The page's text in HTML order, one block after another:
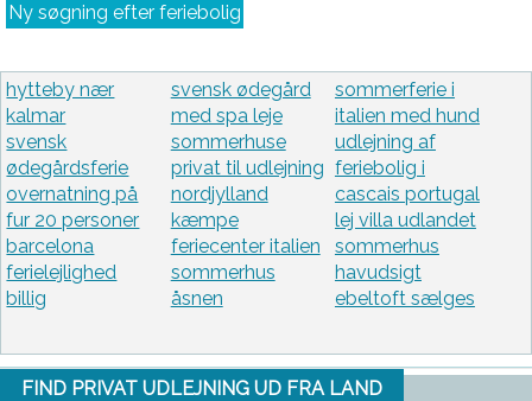
Ny søgning efter feriebolig
hytteby nær
kalmar
svensk
ødegårdsferie
overnatning på
fur 20 personer
barcelona
ferielejlighed
billig
svensk ødegård
med spa leje
sommerhuse
privat til udlejning
nordjylland
kæmpe
feriecenter italien
sommerhus
åsnen
sommerferie i
italien med hund
udlejning af
feriebolig i
cascais portugal
lej villa udlandet
sommerhus
havudsigt
ebeltoft sælges
FIND PRIVAT UDLEJNING UD FRA LAND